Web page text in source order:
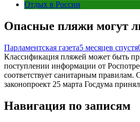
Отдых в России
Опасные пляжи могут
Парламентская газета5 месяцев спустя
Классификация пляжей может быть
поступлении информации от
соответствует санитарным правилам.
законопроект 25 марта Госдума
Навигация по записям